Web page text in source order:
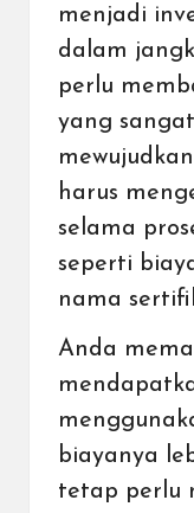
menjadi
dalam
perlu
yang
harus
selama
seperti
nama
Anda
biayanya
tetap perlu